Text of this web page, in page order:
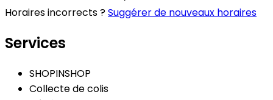
Horaires incorrects ?Suggérer de nouveaux horaires
Services
SHOPINSHOP
Collecte de colis